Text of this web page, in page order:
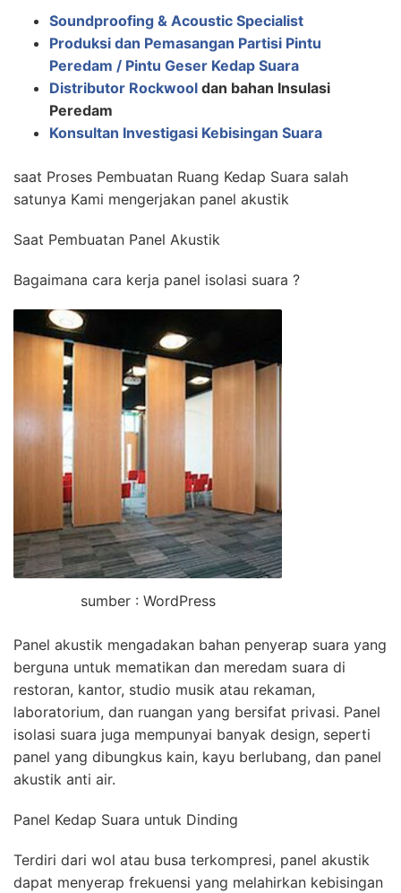
Soundproofing & Acoustic Specialist
Produksi dan Pemasangan Partisi Pintu
Peredam / Pintu Geser Kedap Suara
Distributor Rockwool dan bahan Insulasi
Peredam
Konsultan Investigasi Kebisingan Suara
saat Proses Pembuatan Ruang Kedap Suara salah
satunya Kami mengerjakan panel akustik
Saat Pembuatan Panel Akustik
Bagaimana cara kerja panel isolasi suara ?
sumber : WordPress
Panel akustik mengadakan bahan penyerap suara yang
berguna untuk mematikan dan meredam suara di
restoran, kantor, studio musik atau rekaman,
laboratorium, dan ruangan yang bersifat privasi. Panel
isolasi suara juga mempunyai banyak design, seperti
panel yang dibungkus kain, kayu berlubang, dan panel
akustik anti air.
Panel Kedap Suara untuk Dinding
Terdiri dari wol atau busa terkompresi, panel akustik
dapat menyerap frekuensi yang melahirkan kebisingan